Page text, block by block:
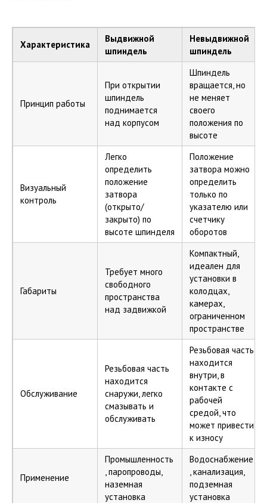
Характеристика
Выдвижной
шпиндель
Невыдвижной
шпиндель
Принцип работы
При открытии
шпиндель
поднимается
над корпусом
Шпиндель
вращается, но
не меняет
своего
положения по
высоте
Визуальный
контроль
Легко
определить
положение
затвора
(открыто/
закрыто) по
высоте шпинделя
Положение
затвора можно
определить
только по
указателю или
счетчику
оборотов
Габариты
Требует много
свободного
пространства
над задвижкой
Компактный,
идеален для
установки в
колодцах,
камерах,
ограниченном
пространстве
Обслуживание
Резьбовая часть
находится
снаружи, легко
смазывать и
обслуживать
Резьбовая часть
находится
внутри, в
контакте с
рабочей
средой, что
может привести
к износу
Применение
Промышленность
, паропроводы,
наземная
установка
Водоснабжение
, канализация,
подземная
установка